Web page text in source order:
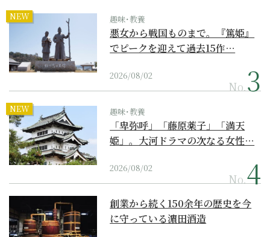
NEW 趣味･教養
悪女から戦国ものまで。『篤姫』
でピークを迎えて過去15作…
2026/08/02
No.
NEW 趣味･教養
「卑弥呼」「藤原薬子」「満天
姫」。大河ドラマの次なる女性…
2026/08/02
No.
創業から続く150余年の歴史を今
に守っている濵田酒造